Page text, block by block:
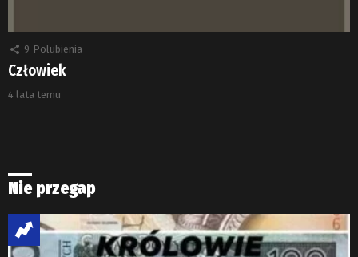
9 Polubienia
Człowiek
4 lata temu
Nie przegap